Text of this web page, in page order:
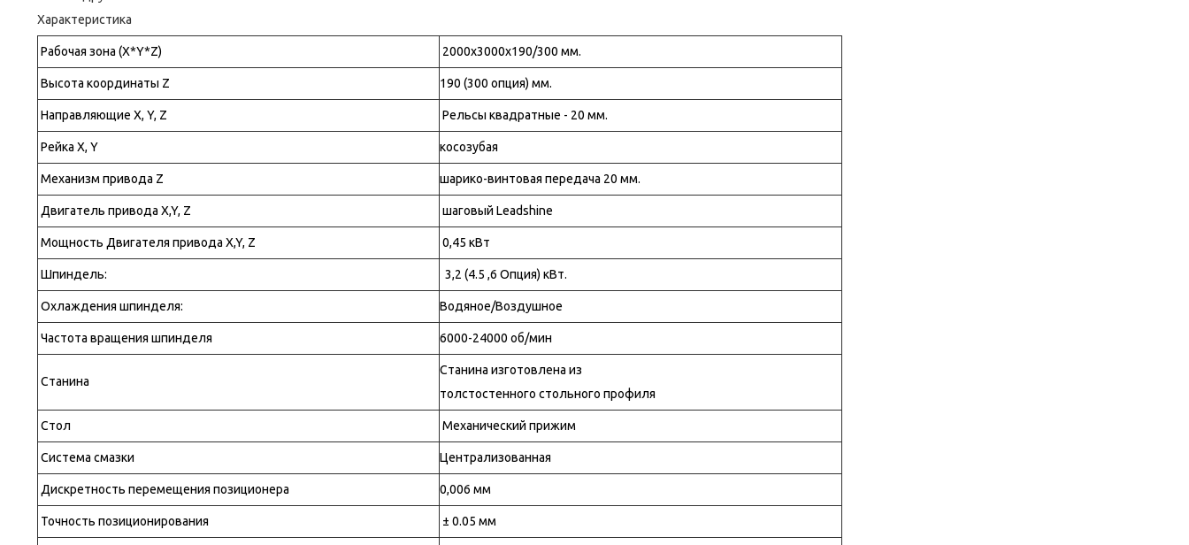
Характеристика
Рабочая зона (X*Y*Z) 2000х3000х190/300 мм.
Высота координаты Z 190 (300 опция) мм.
Направляющие X, Y, Z Рельсы квадратные - 20 мм.
Рейка X, Y косозубая
Механизм привода Z шарико-винтовая передача 20 мм.
Двигатель привода X,Y, Z шаговый Leadshine
Мощность Двигателя привода X,Y, Z 0,45 кВт
Шпиндель: 3,2 (4.5 ,6 Опция) кВт.
Охлаждения шпинделя: Водяное/Воздушное
Частота вращения шпинделя 6000-24000 об/мин
Станина
Станина изготовлена из
толстостенного стольного профиля
Стол Механический прижим
Система смазки Централизованная
Дискретность перемещения позиционера 0,006 мм
Точность позиционирования ± 0.05 мм